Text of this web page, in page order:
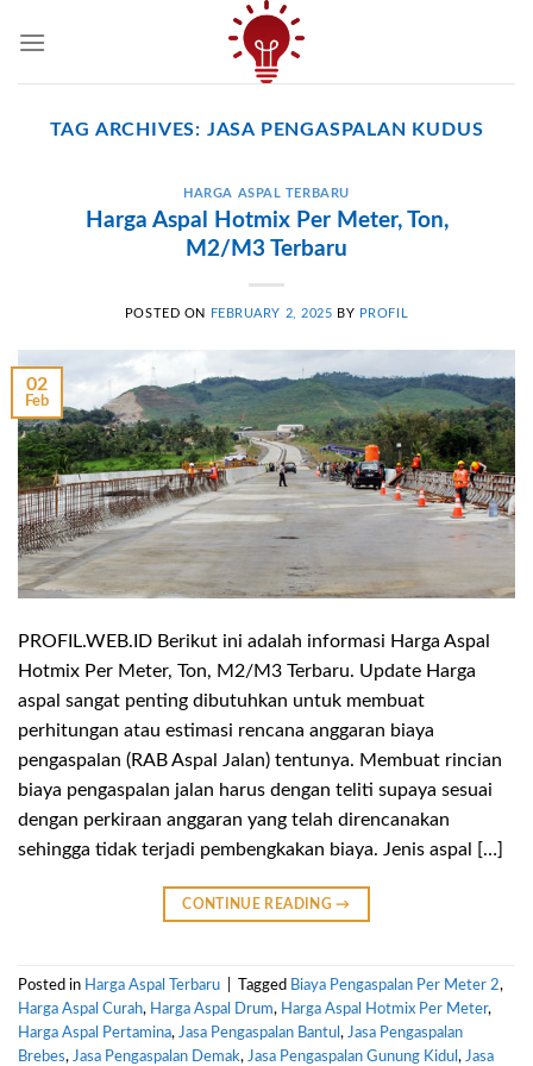
TAG ARCHIVES: JASA PENGASPALAN KUDUS
HARGA ASPAL TERBARU
Harga Aspal Hotmix Per Meter, Ton,
M2/M3 Terbaru
POSTED ON FEBRUARY 2, 2025 BY PROFIL
02
Feb
PROFIL.WEB.ID Berikut ini adalah informasi Harga Aspal
Hotmix Per Meter, Ton, M2/M3 Terbaru. Update Harga
aspal sangat penting dibutuhkan untuk membuat
perhitungan atau estimasi rencana anggaran biaya
pengaspalan (RAB Aspal Jalan) tentunya. Membuat rincian
biaya pengaspalan jalan harus dengan teliti supaya sesuai
dengan perkiraan anggaran yang telah direncanakan
sehingga tidak terjadi pembengkakan biaya. Jenis aspal […]
CONTINUE READING→
Posted in Harga Aspal Terbaru Tagged Biaya Pengaspalan Per Meter 2,
Harga Aspal Curah, Harga Aspal Drum, Harga Aspal Hotmix Per Meter,
Harga Aspal Pertamina, Jasa Pengaspalan Bantul , Jasa Pengaspalan
Brebes, Jasa Pengaspalan Demak, Jasa Pengaspalan Gunung Kidul , Jasa